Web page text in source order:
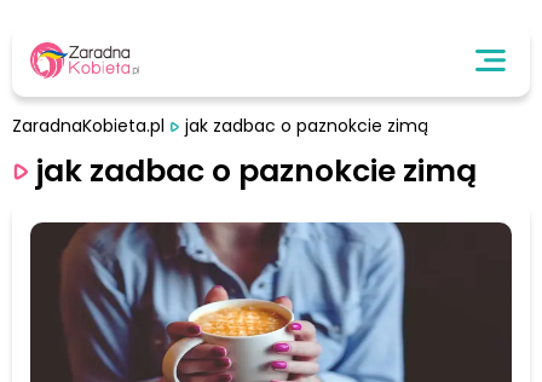
ZaradnaKobieta.pl jak zadbac o paznokcie zimą
jak zadbac o paznokcie zimą